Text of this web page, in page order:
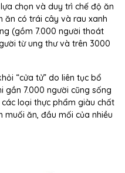
chọn và duy trì chế độ ăn
ăn có trái cây và rau xanh
(gồm 7.000 người thoát
từ ung thư và trên 3000
“cửa tử” do liên tục bổ
gần 7.000 người cũng sống
loại thực phẩm giàu chất
muối ăn, đầu mối của nhiều